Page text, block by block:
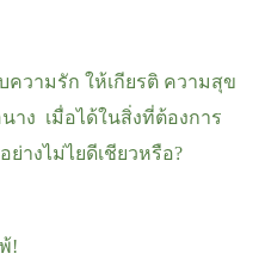
วามรัก ให้เกียรติ ความสุข
าง เมื่อได้ในสิ่งที่ต้องการ
ย่างไม่ไยดีเชียวหรือ?
!